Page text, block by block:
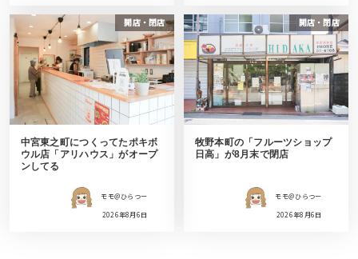
開店・閉店
中宮東之町につくってたポキボ
ウル店「アリハウス」がオープ
ンしてる
モモ＠ひらつー
2026年8月6日
開店・閉店
牧野本町の「フルーツショップ
日高」が8月末で閉店
モモ＠ひらつー
2026年8月6日